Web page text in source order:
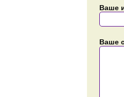
Ваше
Ваше